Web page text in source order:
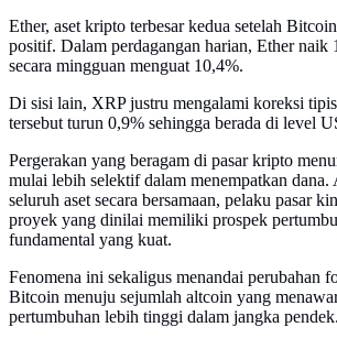
Ether, aset kripto terbesar kedua setelah
positif. Dalam perdagangan harian, Ether naik
secara mingguan menguat 10,4%.
Di sisi lain, XRP justru mengalami koreksi
tersebut turun 0,9% sehingga berada di level
Pergerakan yang beragam di pasar kripto
mulai lebih selektif dalam menempatkan
seluruh aset secara bersamaan, pelaku pasar
proyek yang dinilai memiliki prospek
fundamental yang kuat.
Fenomena ini sekaligus menandai perubahan
Bitcoin menuju sejumlah altcoin yang
pertumbuhan lebih tinggi dalam jangka pendek.